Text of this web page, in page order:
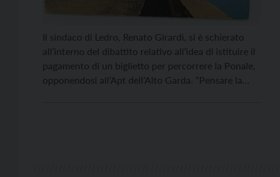
Il sindaco di Ledro, Renato Girardi, si è schierato
all’interno del dibattito relativo all’idea di istituire il
pagamento di un biglietto per percorrere la Ponale,
opponendosi all’Apt dell’Alto Garda. “Pensare la